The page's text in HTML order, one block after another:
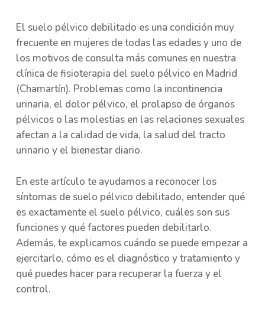
El suelo pélvico debilitado es una condición muy
frecuente en mujeres de todas las edades y uno de
los motivos de consulta más comunes en nuestra
clínica de fisioterapia del suelo pélvico en Madrid
(Chamartín). Problemas como la incontinencia
urinaria, el dolor pélvico, el prolapso de órganos
pélvicos o las molestias en las relaciones sexuales
afectan a la calidad de vida, la salud del tracto
urinario y el bienestar diario.
En este artículo te ayudamos a reconocer los
síntomas de suelo pélvico debilitado, entender qué
es exactamente el suelo pélvico, cuáles son sus
funciones y qué factores pueden debilitarlo.
Además, te explicamos cuándo se puede empezar a
ejercitarlo, cómo es el diagnóstico y tratamiento y
qué puedes hacer para recuperar la fuerza y el
control.